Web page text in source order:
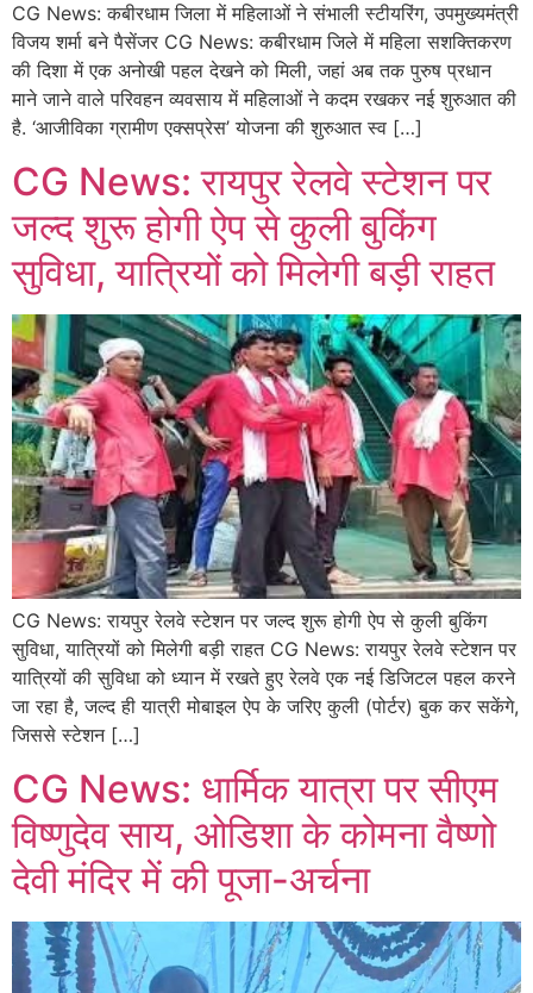
CG News: कबीरधाम जिला में महिलाओं ने संभाली स्टीयरिंग, उपमुख्यमंत्री
विजय शर्मा बने पैसेंजर CG News: कबीरधाम जिले में महिला सशक्तिकरण
की दिशा में एक अनोखी पहल देखने को मिली, जहां अब तक पुरुष प्रधान
माने जाने वाले परिवहन व्यवसाय में महिलाओं ने कदम रखकर नई शुरुआत की
है. ‘आजीविका ग्रामीण एक्सप्रेस’ योजना की शुरुआत स्व […]
CG News: रायपुर रेलवे स्टेशन पर
जल्द शुरू होगी ऐप से कुली बुकिंग
सुविधा, यात्रियों को मिलेगी बड़ी राहत
CG News: रायपुर रेलवे स्टेशन पर जल्द शुरू होगी ऐप से कुली बुकिंग
सुविधा, यात्रियों को मिलेगी बड़ी राहत CG News: रायपुर रेलवे स्टेशन पर
यात्रियों की सुविधा को ध्यान में रखते हुए रेलवे एक नई डिजिटल पहल करने
जा रहा है, जल्द ही यात्री मोबाइल ऐप के जरिए कुली (पोर्टर) बुक कर सकेंगे,
जिससे स्टेशन […]
CG News: धार्मिक यात्रा पर सीएम
विष्णुदेव साय, ओडिशा के कोमना वैष्णो
देवी मंदिर में की पूजा-अर्चना